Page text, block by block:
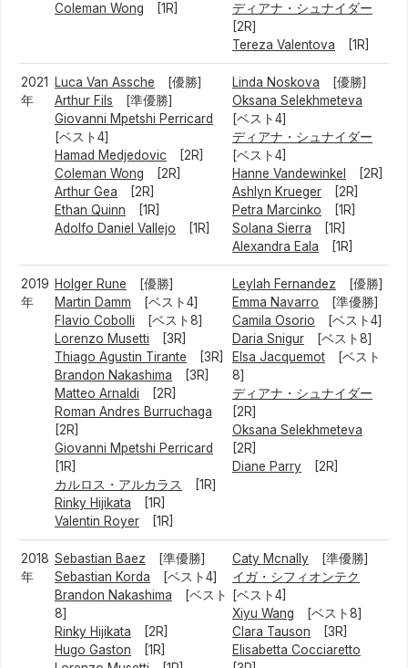
Coleman Wong [1R]
ディアナ・シュナイダー
[2R]
Tereza Valentova [1R]
2021
年
Luca Van Assche [優勝]
Arthur Fils [準優勝]
Giovanni Mpetshi Perricard
[ベスト4]
Hamad Medjedovic [2R]
Coleman Wong [2R]
Arthur Gea [2R]
Ethan Quinn [1R]
Adolfo Daniel Vallejo [1R]
Linda Noskova [優勝]
Oksana Selekhmeteva
[ベスト4]
ディアナ・シュナイダー
[ベスト4]
Hanne Vandewinkel
[2R]
Ashlyn Krueger [2R]
Petra Marcinko [1R]
Solana Sierra [1R]
Alexandra Eala [1R]
2019
年
Holger Rune [優勝]
Martin Damm [ベスト4]
Flavio Cobolli [ベスト8]
Lorenzo Musetti [3R]
Thiago Agustin Tirante [3R]
Brandon Nakashima [3R]
Matteo Arnaldi [2R]
Roman Andres Burruchaga
[2R]
Giovanni Mpetshi Perricard
[1R]
カルロス・アルカラス
[1R]
Rinky Hijikata [1R]
Valentin Royer [1R]
Leylah Fernandez [優勝]
Emma Navarro [準優勝]
Camila Osorio [ベスト4]
Daria Snigur [ベスト8]
Elsa Jacquemot [ベスト
8]
ディアナ・シュナイダー
[2R]
Oksana Selekhmeteva
[2R]
Diane Parry [2R]
2018
年
Sebastian Baez [準優勝]
Sebastian Korda [ベスト4]
Brandon Nakashima [ベスト
8]
Rinky Hijikata [2R]
Hugo Gaston [1R]
Caty Mcnally [準優勝]
イガ・シフィオンテク
[ベスト4]
Xiyu Wang [ベスト8]
Clara Tauson [3R]
Elisabetta Cocciaretto